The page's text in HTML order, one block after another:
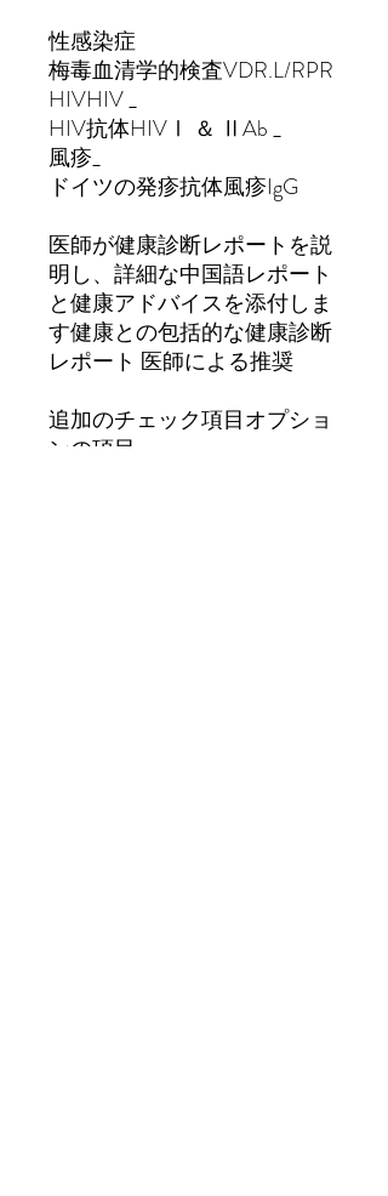
性感染症
梅毒血清学的検査VDR.L/RPR
HIVHIV_
HIV抗体HIVⅠ ＆ ⅡAb_
風疹_
ドイツの発疹抗体風疹IgG
医師が健康診断レポートを説
明し、詳細な中国語レポート
と健康アドバイスを添付しま
す健康との包括的な健康診断
レポート 医師による推奨
追加のチェック項目オプショ
ンの項目